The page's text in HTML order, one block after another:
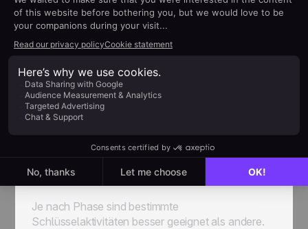
Schlüsselaktivitäten
Sobald Sie ein solides Bild davon haben, wie Ihr
gesamter Verkaufsprozess aussehen soll, ist es
an der Zeit, die wichtigsten Aktivitäten zu
definieren, mit denen Ihr Team bei der Bearbeitung
seiner Geschäfte beschäftigt sein wird.
die einen Lead von einer Phase zur nächsten
bringen, wie z. B. Folgeanrufe, Verkaufsangebote
oder persönliche Produktdemonstrationen.
Je nach Phase sind bestimmte
Schlüsselaktivitäten besser geeignet als andere.